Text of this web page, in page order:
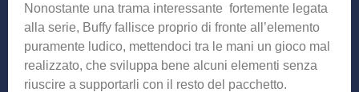
Nonostante una trama interessante fortemente legata
alla serie, Buffy fallisce proprio di fronte all’elemento
puramente ludico, mettendoci tra le mani un gioco mal
realizzato, che sviluppa bene alcuni elementi senza
riuscire a supportarli con il resto del pacchetto.